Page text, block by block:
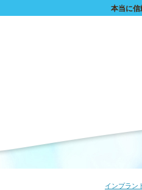
本当に信
インプラン